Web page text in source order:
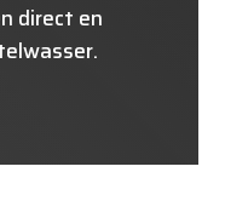
direct en